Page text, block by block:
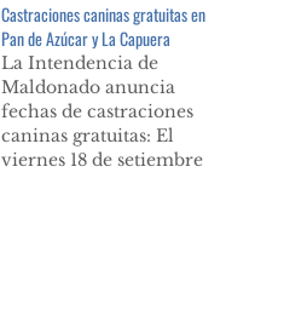
Castraciones caninas gratuitas en
Pan de Azúcar y La Capuera
La Intendencia de
Maldonado anuncia
fechas de castraciones
caninas gratuitas: El
viernes 18 de setiembre